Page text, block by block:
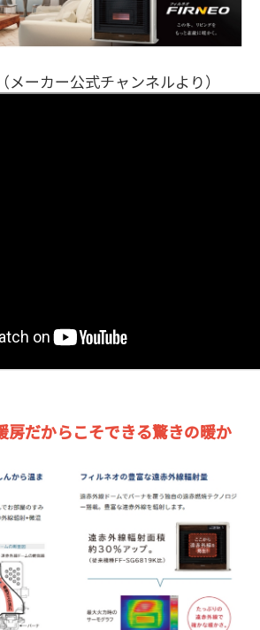
メーカー公式チャンネルより）
だからこそできる驚きの暖か